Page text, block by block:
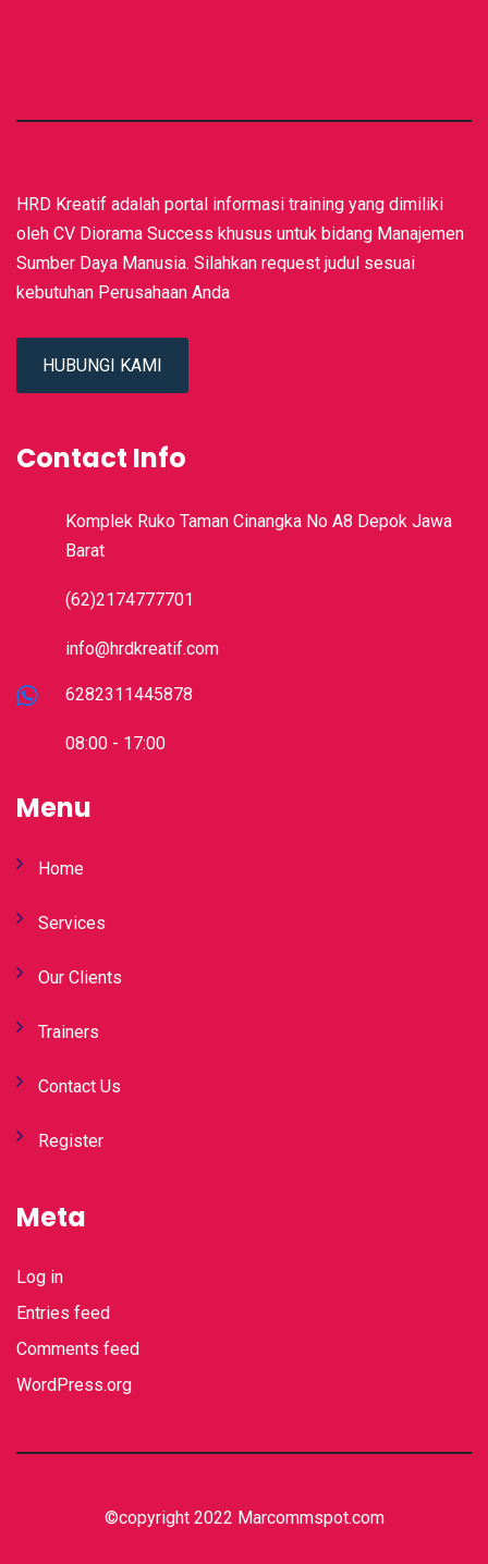
HRD Kreatif adalah portal informasi training yang dimiliki
oleh CV Diorama Success khusus untuk bidang Manajemen
Sumber Daya Manusia. Silahkan request judul sesuai
kebutuhan Perusahaan Anda
HUBUNGI KAMI
Contact Info
Komplek Ruko Taman Cinangka No A8 Depok Jawa
Barat
(62)2174777701
info@hrdkreatif.com
6282311445878
08:00 - 17:00
Menu
Home
Services
Our Clients
Trainers
Contact Us
Register
Meta
Log in
Entries feed
Comments feed
WordPress.org
©copyright 2022 Marcommspot.com